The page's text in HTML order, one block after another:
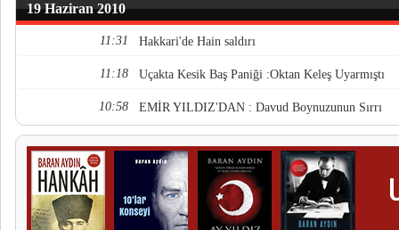
19 Haziran 2010
11:31 Hakkari'de Hain saldırı
11:18 Uçakta Kesik Baş Paniği :Oktan Keleş Uyarmıştı
10:58 EMİR YILDIZ'DAN : Davud Boynuzunun Sırrı